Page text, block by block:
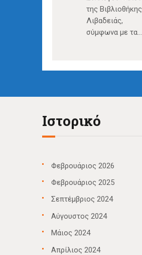
της Βιβλιοθήκης
Λιβαδειάς,
σύμφωνα με τα…
Ιστορικό
Φεβρουάριος 2026
Φεβρουάριος 2025
Σεπτέμβριος 2024
Αύγουστος 2024
Μάιος 2024
Απρίλιος 2024